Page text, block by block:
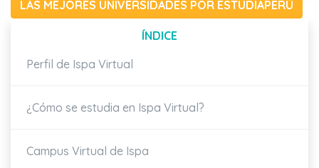
LAS MEJORES UNIVERSIDADES POR ESTUDIAPERÚ
ÍNDICE
Perfil de Ispa Virtual
¿Cómo se estudia en Ispa Virtual?
Campus Virtual de Ispa